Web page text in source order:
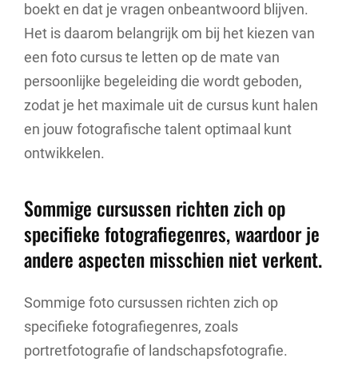
boekt en dat je vragen onbeantwoord blijven.
Het is daarom belangrijk om bij het kiezen van
een foto cursus te letten op de mate van
persoonlijke begeleiding die wordt geboden,
zodat je het maximale uit de cursus kunt halen
en jouw fotografische talent optimaal kunt
ontwikkelen.
Sommige cursussen richten zich op
specifieke fotografiegenres, waardoor je
andere aspecten misschien niet verkent.
Sommige foto cursussen richten zich op
specifieke fotografiegenres, zoals
portretfotografie of landschapsfotografie.